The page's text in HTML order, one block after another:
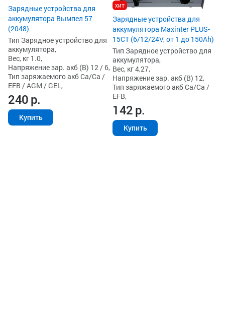
Зарядные устройства для
аккумулятора Вымпел 57
(2048)
Тип Зарядное устройство для
аккумулятора,
Вес, кг 1.0,
Напряжение зар. акб (В) 12 / 6,
Тип заряжаемого акб Ca/Ca /
EFB / AGM / GEL,
240р.
Купить
хит
Зарядные устройства для
аккумулятора Maxinter PLUS-
15CT (6/12/24V, от 1 до 150Ah)
Тип Зарядное устройство для
аккумулятора,
Вес, кг 4,27,
Напряжение зар. акб (В) 12,
Тип заряжаемого акб Ca/Ca /
EFB,
142р.
Купить